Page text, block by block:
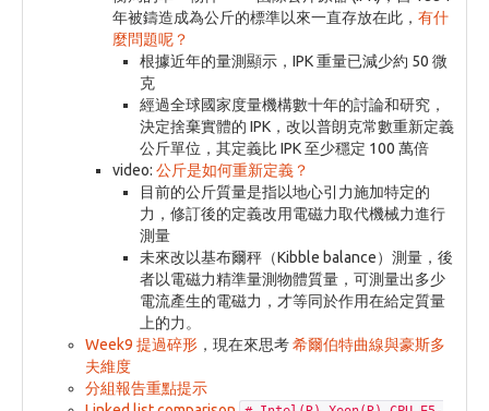
年被鑄造成為公斤的標準以來一直存放在此， 有什
麼問題呢？
根據近年的量測顯示，IPK 重量已減少約 50 微
克
經過全球國家度量機構數十年的討論和研究，
決定捨棄實體的 IPK，改以普朗克常數重新定義
公斤單位，其定義比 IPK 至少穩定 100 萬倍
video: 公斤是如何重新定義？
目前的公斤質量是指以地心引力施加特定的
力，修訂後的定義改用電磁力取代機械力進行
測量
未來改以基布爾秤（Kibble balance）測量，後
者以電磁力精準量測物體質量，可測量出多少
電流產生的電磁力，才等同於作用在給定質量
上的力。
Week9 提過碎形 ，現在來思考希爾伯特曲線與豪斯多
夫維度
分組報告重點提示